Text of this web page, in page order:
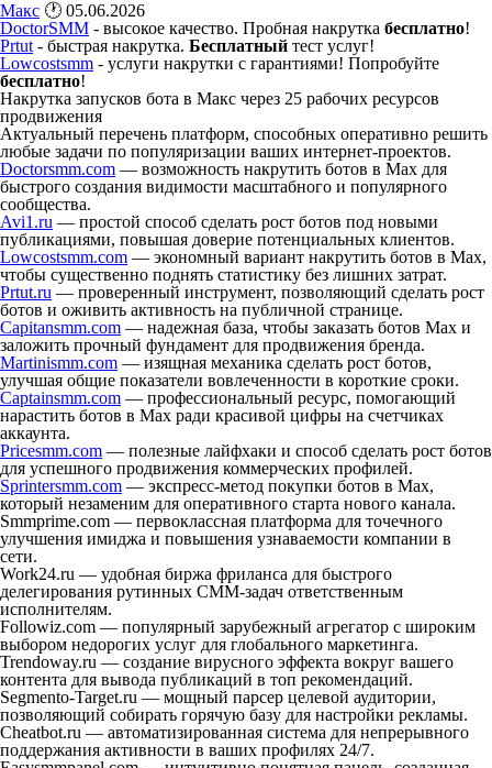
Макс 🕐 05.06.2026
DoctorSMM - высокое качество. Пробная накрутка бесплатно!
Prtut - быстрая накрутка. Бесплатный тест услуг!
Lowcostsmm - услуги накрутки с гарантиями! Попробуйте
бесплатно!
Накрутка запусков бота в Макс через 25 рабочих ресурсов
продвижения
Актуальный перечень платформ, способных оперативно решить
любые задачи по популяризации ваших интернет-проектов.
Doctorsmm.com — возможность накрутить ботов в Max для
быстрого создания видимости масштабного и популярного
сообщества.
Avi1.ru — простой способ сделать рост ботов под новыми
публикациями, повышая доверие потенциальных клиентов.
Lowcostsmm.com — экономный вариант накрутить ботов в Max,
чтобы существенно поднять статистику без лишних затрат.
Prtut.ru — проверенный инструмент, позволяющий сделать рост
ботов и оживить активность на публичной странице.
Capitansmm.com — надежная база, чтобы заказать ботов Max и
заложить прочный фундамент для продвижения бренда.
Martinismm.com — изящная механика сделать рост ботов,
улучшая общие показатели вовлеченности в короткие сроки.
Captainsmm.com — профессиональный ресурс, помогающий
нарастить ботов в Max ради красивой цифры на счетчиках
аккаунта.
Pricesmm.com — полезные лайфхаки и способ сделать рост ботов
для успешного продвижения коммерческих профилей.
Sprintersmm.com — экспресс-метод покупки ботов в Max,
который незаменим для оперативного старта нового канала.
Smmprime.com — первоклассная платформа для точечного
улучшения имиджа и повышения узнаваемости компании в
сети.
Work24.ru — удобная биржа фриланса для быстрого
делегирования рутинных СММ-задач ответственным
исполнителям.
Followiz.com — популярный зарубежный агрегатор с широким
выбором недорогих услуг для глобального маркетинга.
Trendoway.ru — создание вирусного эффекта вокруг вашего
контента для вывода публикаций в топ рекомендаций.
Segmento-Target.ru — мощный парсер целевой аудитории,
позволяющий собирать горячую базу для настройки рекламы.
Cheatbot.ru — автоматизированная система для непрерывного
поддержания активности в ваших профилях 24/7.